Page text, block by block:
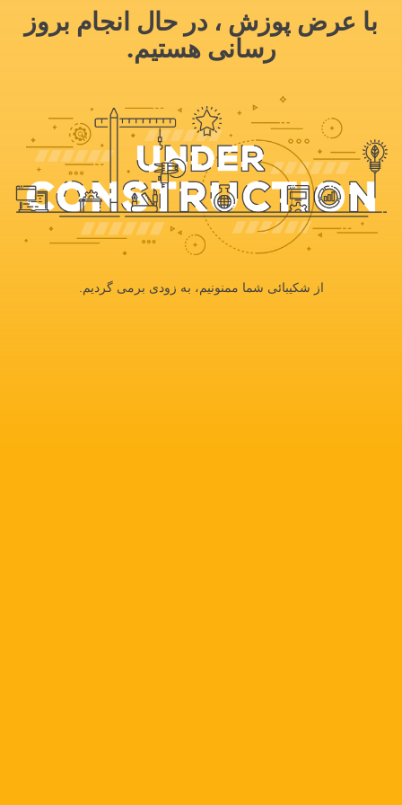
با عرض پوزش ، در حال انجام بروز
رسانی هستیم.
از شکیبائی شما ممنونیم، به زودی برمی گردیم.